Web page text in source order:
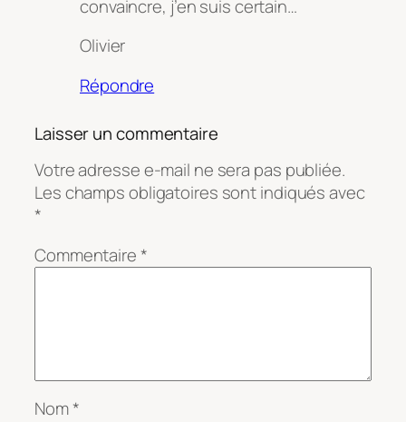
convaincre, j’en suis certain…
Olivier
Répondre
Laisser un commentaire
Votre adresse e-mail ne sera pas publiée.
Les champs obligatoires sont indiqués avec
*
Commentaire*
Nom*